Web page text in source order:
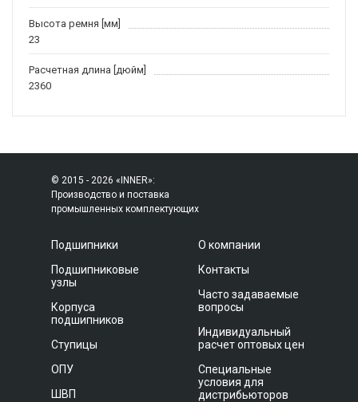
Высота ремня [мм]
23
Расчетная длина [дюйм]
2360
© 2015 - 2026 «INNER»:
Производство и поставка
промышленных комплектующих
Подшипники
Подшипниковые
узлы
Корпуса
подшипников
Ступицы
ОПУ
ШВП
О компании
Контакты
Часто задаваемые
вопросы
Индивидуальный
расчет оптовых цен
Специальные
условия для
дистрибьюторов